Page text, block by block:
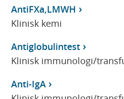
AntiFXa,LMWH
Klinisk kemi
Antiglobulintest
Klinisk immunologi/
Anti-IgA